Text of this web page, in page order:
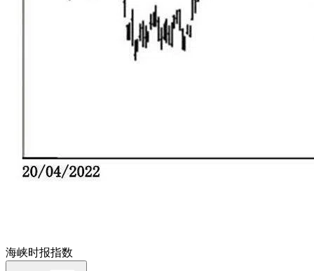
海峡时报指数